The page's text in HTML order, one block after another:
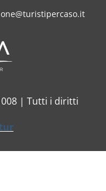
| Tutti i diritti